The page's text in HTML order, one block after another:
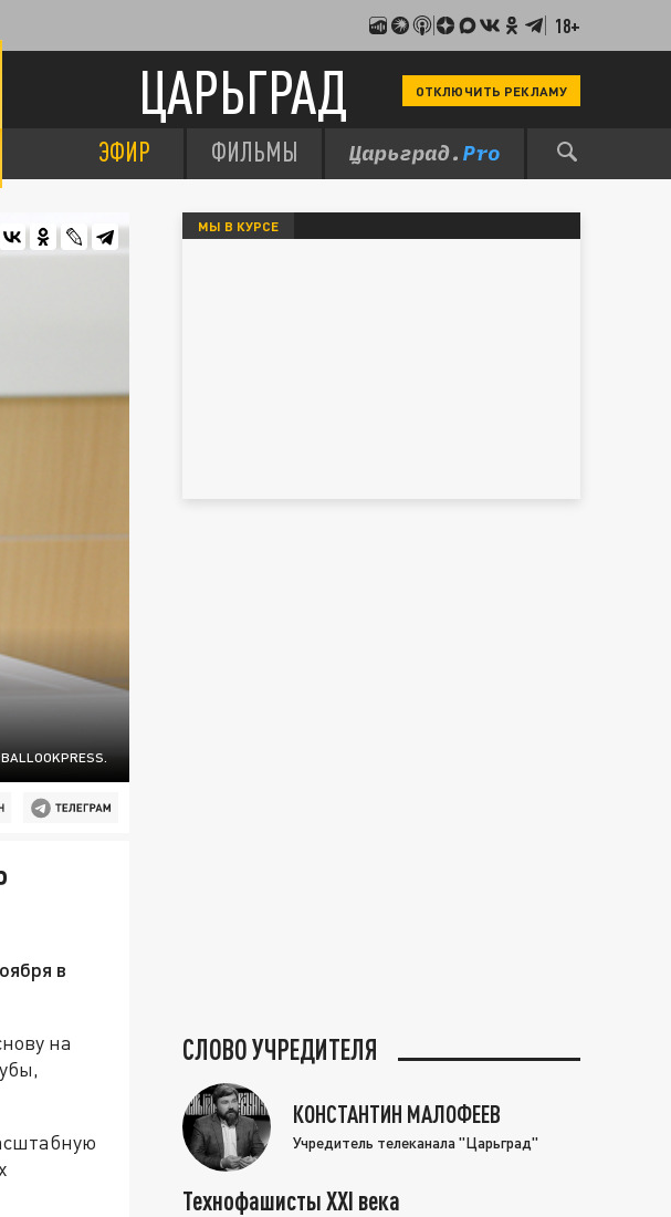
18+
ЦАРЬГРАД ОТКЛЮЧИТЬ РЕКЛАМУ
ЭФИР ФИЛЬМЫ
в
на
МЫ В КУРСЕ
СЛОВО УЧРЕДИТЕЛЯ
КОНСТАНТИН МАЛОФЕЕВ
Учредитель телеканала "Царьград"
Технофашисты XXI века